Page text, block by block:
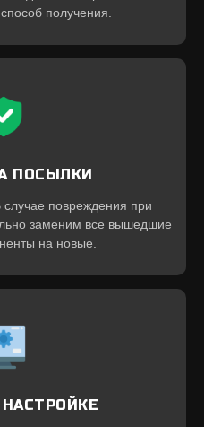
получения.
ПОСЫЛКИ
случае повреждения при
заменим все вышедшие
на новые.